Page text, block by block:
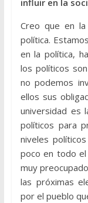
Creo que en
política.
en la política,
los políticos
no podemos
ellos sus
universidad es
políticos para
niveles
poco en todo
muy
las próximas
por el pueblo